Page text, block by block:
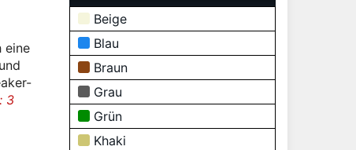
eine
3
Beige
Blau
Braun
Grau
Grün
Khaki